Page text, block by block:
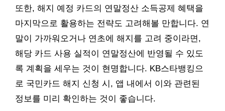
또한, 해지 예정 카드의 연말정산 소득공제 혜택을
마지막으로 활용하는 전략도 고려해볼 만합니다. 연
말이 가까워오거나 연초에 해지를 고려 중이라면,
해당 카드 사용 실적이 연말정산에 반영될 수 있도
록 계획을 세우는 것이 현명합니다. KB스타뱅킹으
로 국민카드 해지 신청 시, 앱 내에서 이와 관련된
정보를 미리 확인하는 것이 좋습니다.